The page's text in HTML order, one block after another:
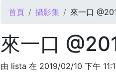
您在這裡
首頁 攝影集 來一口
來一口
由 lista 在 2019/02/10 下午